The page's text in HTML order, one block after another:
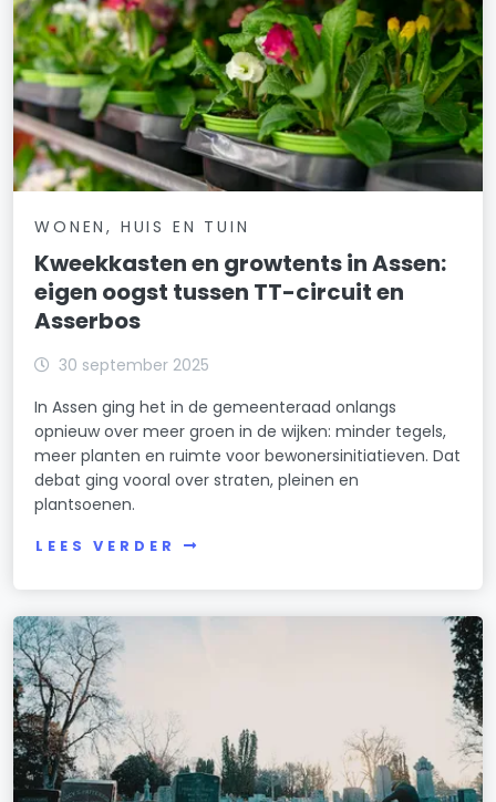
WONEN, HUIS EN TUIN
Kweekkasten en growtents in Assen:
eigen oogst tussen TT-circuit en
Asserbos
30 september 2025
In Assen ging het in de gemeenteraad onlangs
opnieuw over meer groen in de wijken: minder tegels,
meer planten en ruimte voor bewonersinitiatieven. Dat
debat ging vooral over straten, pleinen en
plantsoenen.
LEES VERDER